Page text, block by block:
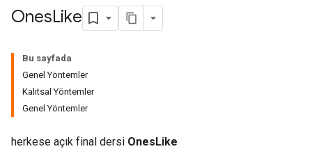
OnesLike
Bu sayfada
Genel Yöntemler
Kalıtsal Yöntemler
Genel Yöntemler
herkese açık final dersi OnesLike